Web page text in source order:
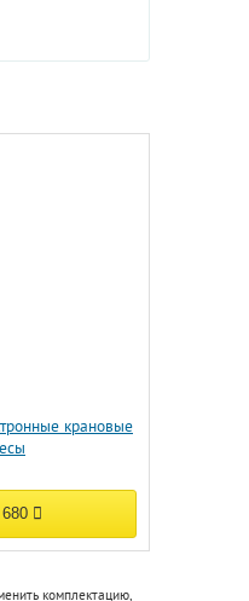
крановые
комплектацию,